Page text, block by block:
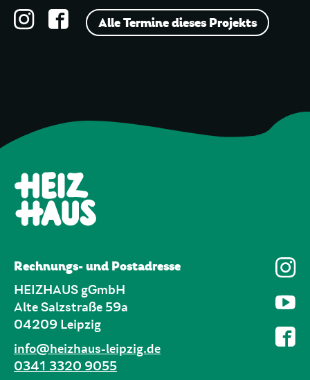
Alle Termine dieses Projekts
Rechnungs- und Postadresse
HEIZHAUS gGmbH
Alte Salzstraße 59a
04209 Leipzig
info@heizhaus-leipzig.de
0341 3320 9055